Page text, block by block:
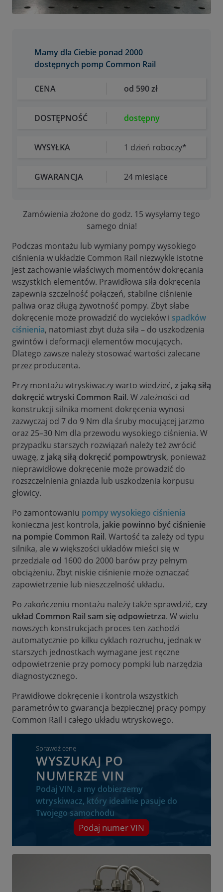
Mamy dla Ciebie ponad 2000
dostępnych pomp Common Rail
CENA od 590 zł
DOSTĘPNOŚĆ dostępny
WYSYŁKA 1 dzień roboczy*
GWARANCJA 24 miesiące
Zamówienia złożone do godz. 15 wysyłamy tego
samego dnia!
Podczas montażu lub wymiany pompy wysokiego
ciśnienia w układzie Common Rail niezwykle istotne
jest zachowanie właściwych momentów dokręcania
wszystkich elementów. Prawidłowa siła dokręcenia
zapewnia szczelność połączeń, stabilne ciśnienie
paliwa oraz długą żywotność pompy. Zbyt słabe
dokręcenie może prowadzić do wycieków i spadków
ciśnienia, natomiast zbyt duża siła – do uszkodzenia
gwintów i deformacji elementów mocujących.
Dlatego zawsze należy stosować wartości zalecane
przez producenta.
Przy montażu wtryskiwaczy warto wiedzieć, z jaką siłą
dokręcić wtryski Common Rail. W zależności od
konstrukcji silnika moment dokręcenia wynosi
zazwyczaj od 7 do 9 Nm dla śruby mocującej jarzmo
oraz 25–30 Nm dla przewodu wysokiego ciśnienia. W
przypadku starszych rozwiązań należy też zwrócić
uwagę, z jaką siłą dokręcić pompowtrysk, ponieważ
nieprawidłowe dokręcenie może prowadzić do
rozszczelnienia gniazda lub uszkodzenia korpusu
głowicy.
Po zamontowaniu pompy wysokiego ciśnienia
konieczna jest kontrola, jakie powinno być ciśnienie
na pompie Common Rail. Wartość ta zależy od typu
silnika, ale w większości układów mieści się w
przedziale od 1600 do 2000 barów przy pełnym
obciążeniu. Zbyt niskie ciśnienie może oznaczać
zapowietrzenie lub nieszczelność układu.
Po zakończeniu montażu należy także sprawdzić, czy
układ Common Rail sam się odpowietrza. W wielu
nowszych konstrukcjach proces ten zachodzi
automatycznie po kilku cyklach rozruchu, jednak w
starszych jednostkach wymagane jest ręczne
odpowietrzenie przy pomocy pompki lub narzędzia
diagnostycznego.
Prawidłowe dokręcenie i kontrola wszystkich
parametrów to gwarancja bezpiecznej pracy pompy
Common Rail i całego układu wtryskowego.
Sprawdź cenę
WYSZUKAJ PO
NUMERZE VIN
Podaj VIN, a my dobierzemy
wtryskiwacz, który idealnie pasuje do
Twojego samochodu
Podaj numer VIN